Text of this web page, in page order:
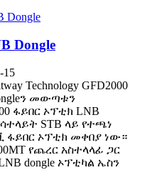
Dongle
Technology GFD2000
መውጣቱን
ፋይበር ኦፕቲክ LNB
STB ላይ የተጫነ
ፋይበር ኦፕቲክ መቀበያ ነው።
የጨረር አስተላላፊ ጋር
dongle ኦፕቲካል ኤስን